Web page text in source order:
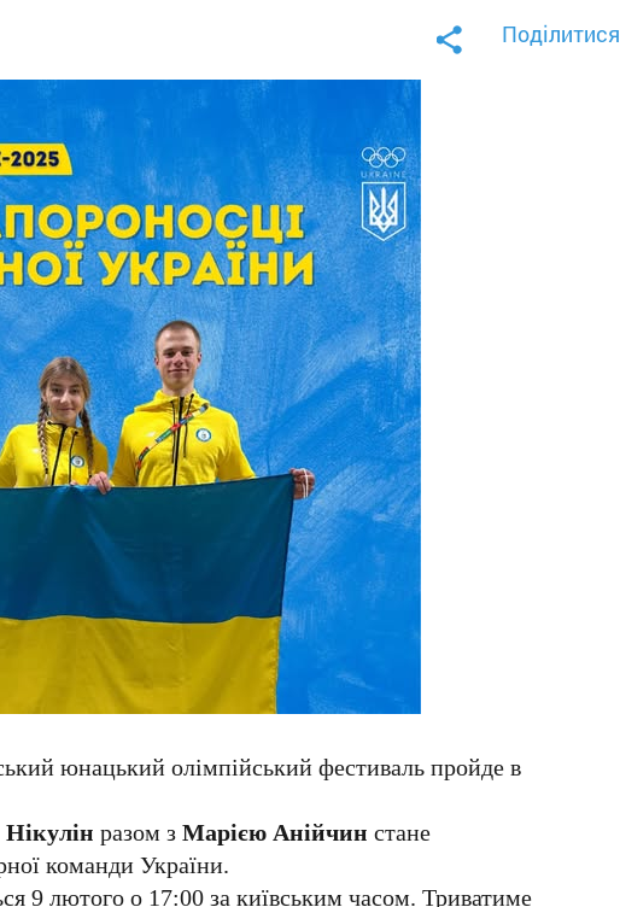
Поділитися
юнацький олімпійський фестиваль пройде в
разом зМарією Анійчин стане
команди України.
9 лютого о 17:00 за київським часом. Триватиме